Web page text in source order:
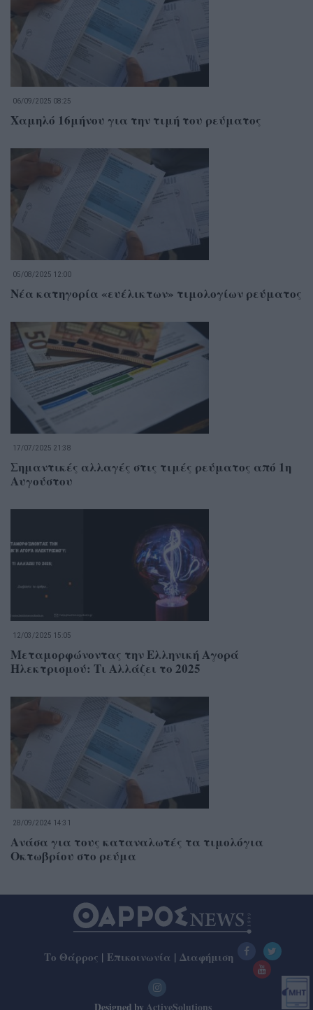
06/09/2025 08:25
Χαμηλό 16μήνου για την τιμή του ρεύματος
05/08/2025 12:00
Nέα κατηγορία «ευέλικτων» τιμολογίων ρεύματος
17/07/2025 21:38
Σημαντικές αλλαγές στις τιμές ρεύματος από 1η
Αυγούστου
12/03/2025 15:05
Μεταμορφώνοντας την Ελληνική Αγορά
Ηλεκτρισμού: Τι Αλλάζει το 2025
28/09/2024 14:31
Ανάσα για τους καταναλωτές τα τιμολόγια
Οκτωβρίου στο ρεύμα
Το Θάρρος | Επικοινωνία | Διαφήμιση